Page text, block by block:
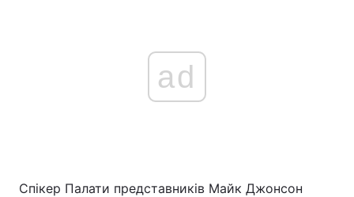
ad
Спікер Палати представників Майк Джонсон